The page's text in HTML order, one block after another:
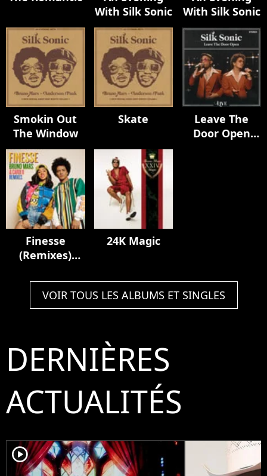
With Silk Sonic
With Silk Sonic
Smokin Out
The Window
Skate
Leave The
Door Open
Finesse
(Remixes)
24K Magic
VOIR TOUS LES ALBUMS ET SINGLES
DERNIÈRES
ACTUALITÉS
player2